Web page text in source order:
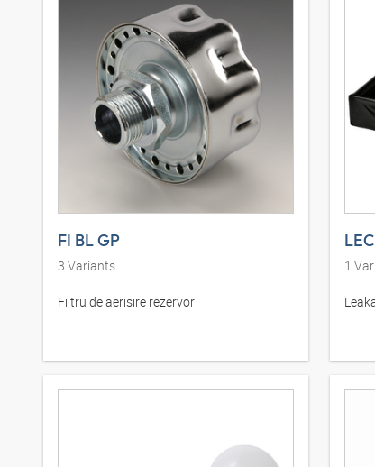
FI BL GP
3 Variants
Filtru de aerisire rezervor
1